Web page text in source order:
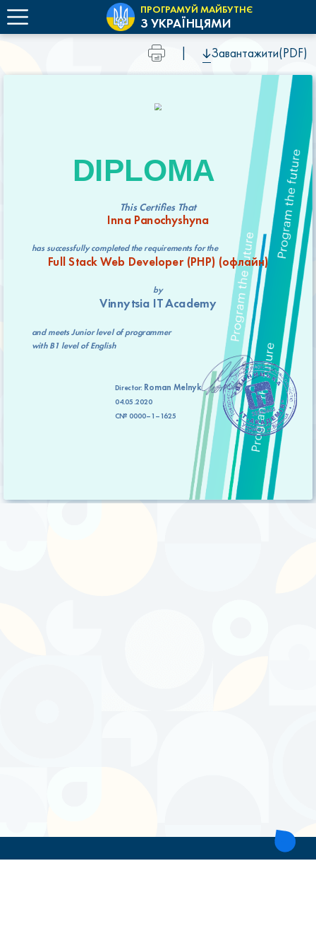
ПРОГРАМУЙ МАЙБУТНЄ
З УКРАЇНЦЯМИ
|
Завантажити(PDF)
DIPLOMA
This Certifies That
Inna Panochyshyna
has successfully completed the requirements for the
Full Stack Web Developer (РНР) (офлайн)
by
Vinnytsia IT Academy
and meetsJunior levelof programmer
withB1 levelof English
Director: Roman Melnyk
04.05.2020
C№ 0000–1–1625